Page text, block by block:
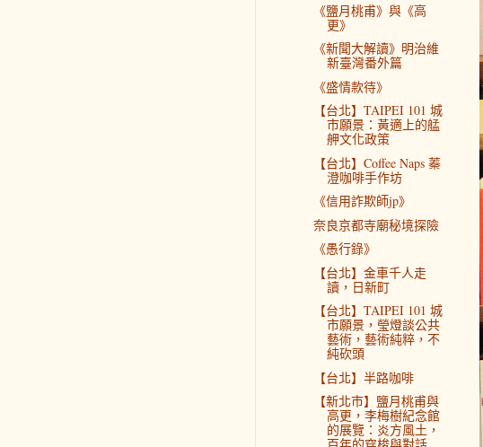
《鹽月桃甫》與《高
更》
《新聞大解讀》明治維
新臺灣番外篇
《盛情款待》
【台北】TAIPEI 101 城
市願景：黃適上的艋
舺文化政策
【台北】Coffee Naps 蓁
澄咖啡手作坊
《信用詐欺師jp》
奈良京都寺廟秘境探險
《愚行錄》
【台北】金車千人走
讀，日新町
【台北】TAIPEI 101 城
市願景，瑩燈談公共
藝術，藝術純粹，不
純砍頭
【台北】半路咖啡
【新北市】鹽月桃甫與
高更，李梅樹紀念館
的展覽：炎方風土，